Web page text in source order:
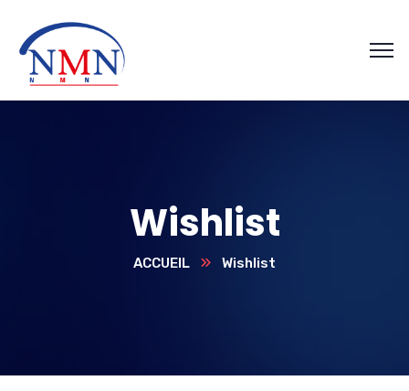
Wishlist
ACCUEIL Wishlist